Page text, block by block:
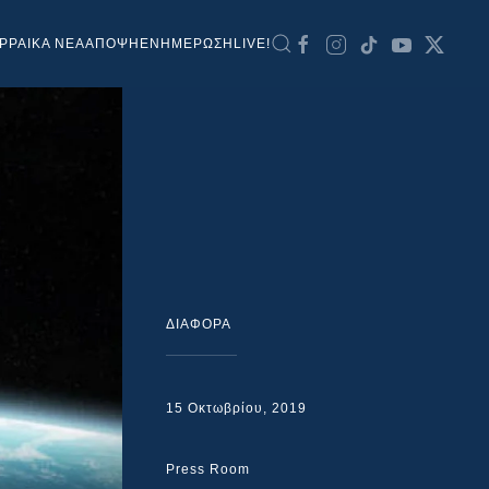
ΝΕΑΑΠΟΨΗ ΕΝΗΜΕΡΩΣΗ LIVE!
ΔΙΑΦΟΡΑ
15 Οκτωβρίου, 2019
Press Room